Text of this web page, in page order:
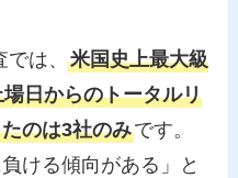
では、米国史上最大級
日からのトータルリ
のは3社のみです。
ける傾向がある」と